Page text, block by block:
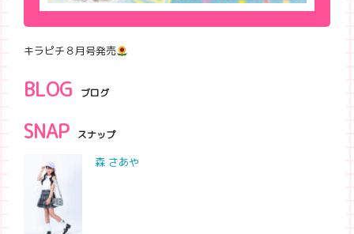
キラピチ８月号発売
BLOG ブログ
SNAP スナップ
森 さあや